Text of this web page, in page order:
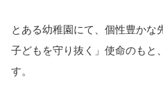
とある幼稚園にて、個性豊かな
子どもを守り抜く」使命のもと
す。